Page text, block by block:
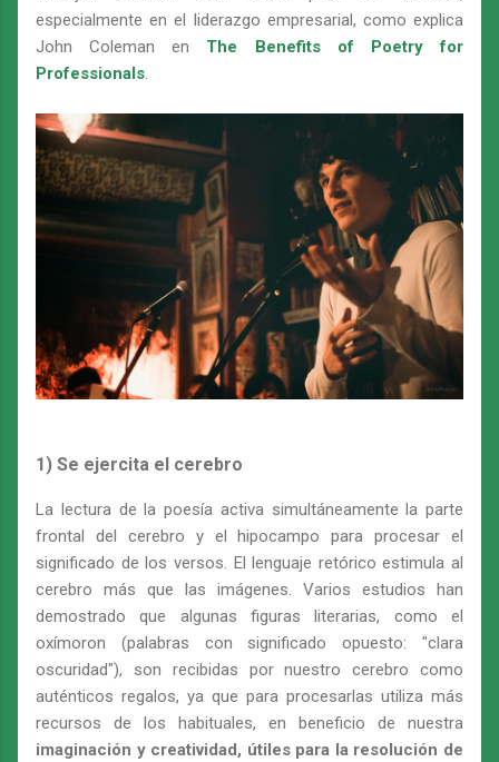
especialmente en el liderazgo empresarial, como explica
John Coleman en The Benefits of Poetry for
Professionals.
1) Se ejercita el cerebro
La lectura de la poesía activa simultáneamente la parte
frontal del cerebro y el hipocampo para procesar el
significado de los versos. El lenguaje retórico estimula al
cerebro más que las imágenes. Varios estudios han
demostrado que algunas figuras literarias, como el
oxímoron (palabras con significado opuesto: "clara
oscuridad"), son recibidas por nuestro cerebro como
auténticos regalos, ya que para procesarlas utiliza más
recursos de los habituales, en beneficio de nuestra
imaginación y creatividad, útiles para la resolución de